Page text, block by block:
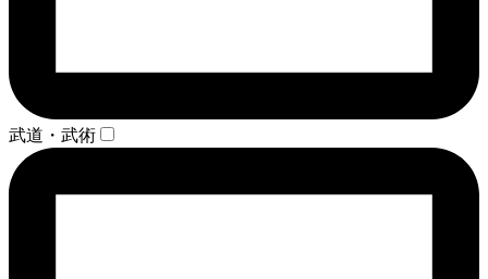
武道・武術